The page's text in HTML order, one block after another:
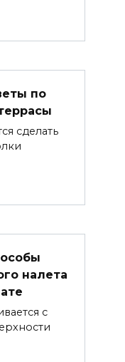
по
сделать
налета
с